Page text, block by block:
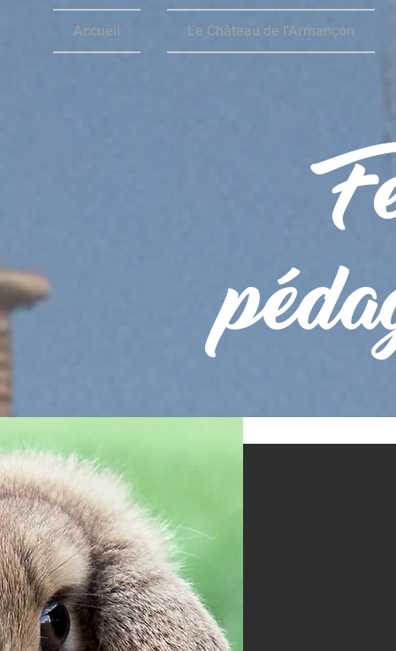
Accueil Le Château de l'Armançon